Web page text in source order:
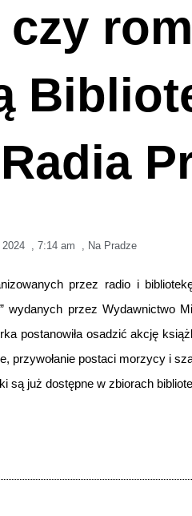
czy
, 7:14 am , Na Pradze
przez radio i
wydanych przez Wydawnictwo
postanowiła osadzić akcję
przywołanie postaci morzycy i
są już dostępne w zbiorach